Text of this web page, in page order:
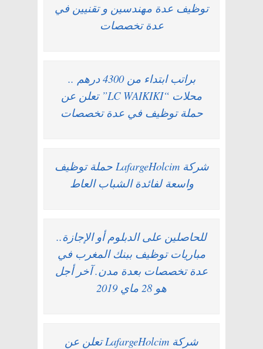
توظيف عدة مهندسين و تقنيين في
عدة تخصصات
براتب ابتداء من 4300 درهم ..
محلات “LC WAIKIKI” تعلن عن
حملة توظيف في عدة تخصصات
شركة LafargeHolcim حملة توظيف
واسعة لفائدة الشباب العاط
للحاصلين على الدبلوم أو الإجازة..
مباريات توظيف ببنك المغرب في
عدة تخصصات بعدة مدن. آخر أجل
هو 28 ماي 2019
شركة LafargeHolcim تعلن عن